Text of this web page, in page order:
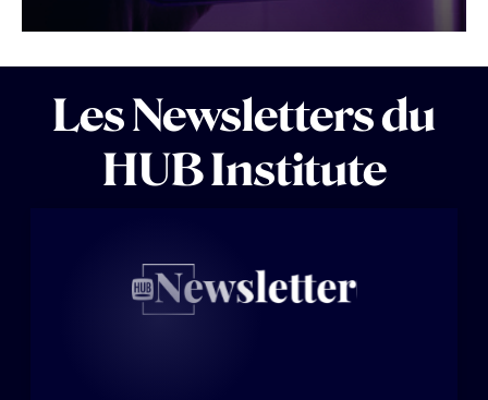
Les Newsletters du
HUB Institute